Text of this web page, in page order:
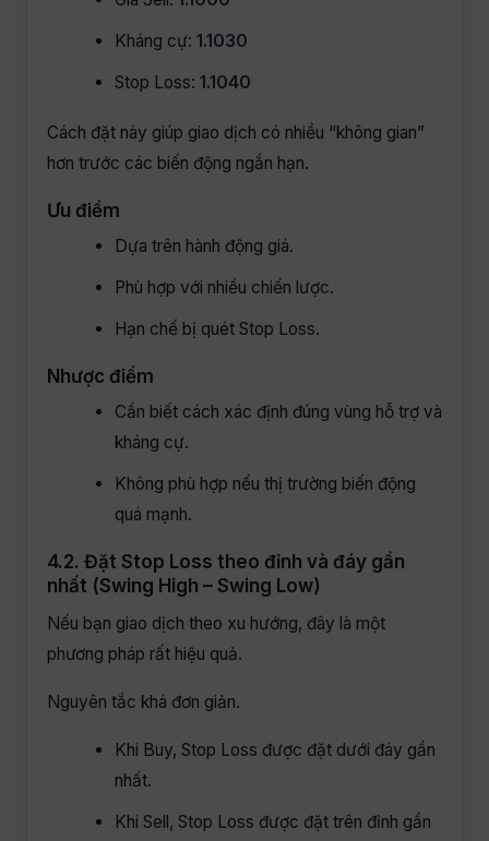
Kháng cự: 1.1030
Stop Loss: 1.1040
Cách đặt này giúp giao dịch có nhiều “không gian”
hơn trước các biến động ngắn hạn.
Ưu điểm
Dựa trên hành động giá.
Phù hợp với nhiều chiến lược.
Hạn chế bị quét Stop Loss.
Nhược điểm
Cần biết cách xác định đúng vùng hỗ trợ và
kháng cự.
Không phù hợp nếu thị trường biến động
quá mạnh.
4.2. Đặt Stop Loss theo đỉnh và đáy gần
nhất (Swing High – Swing Low)
Nếu bạn giao dịch theo xu hướng, đây là một
phương pháp rất hiệu quả.
Nguyên tắc khá đơn giản.
Khi Buy, Stop Loss được đặt dưới đáy gần
nhất.
Khi Sell, Stop Loss được đặt trên đỉnh gần